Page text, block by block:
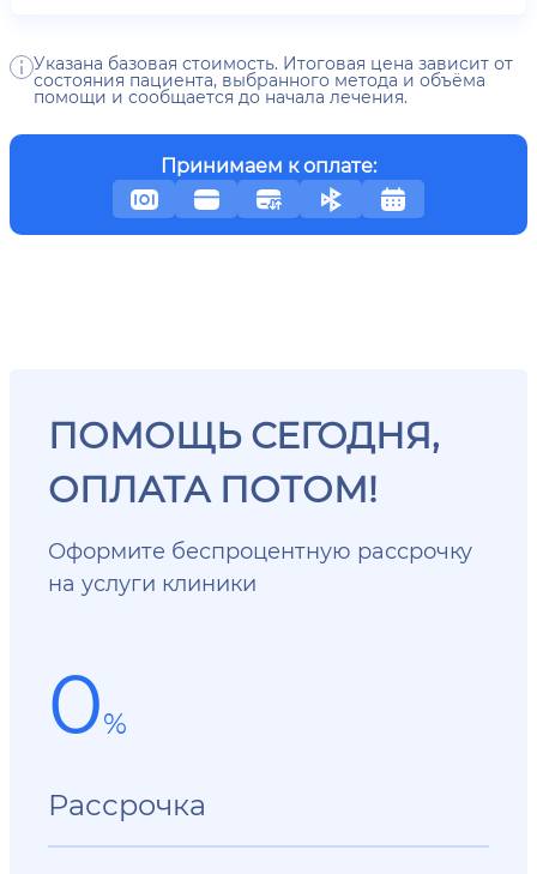
Указана базовая стоимость. Итоговая цена зависит от
состояния пациента, выбранного метода и объёма
помощи и сообщается до начала лечения.
Принимаем к оплате:
ПОМОЩЬ СЕГОДНЯ,
ОПЛАТА ПОТОМ!
Оформите беспроцентную рассрочку
на услуги клиники
0%
Рассрочка